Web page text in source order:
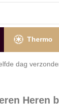
Thermo
zelfde
Heren